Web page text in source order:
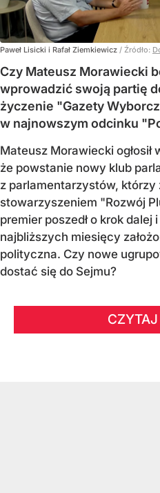
Paweł Lisicki i Rafał Ziemkiewicz / Źródło:
Czy Mateusz Morawiecki
wprowadzić swoją partię
życzenie "Gazety
w najnowszym odcinku
Mateusz Morawiecki ogłosił
że powstanie nowy klub
z parlamentarzystów, którzy
stowarzyszeniem "Rozwój
premier poszedł o krok dalej i
najbliższych miesięcy
polityczna. Czy nowe
dostać się do Sejmu?